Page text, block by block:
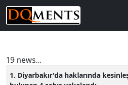
19 news...
1. Diyarbakır'da haklarında